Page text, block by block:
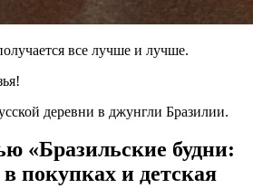
все лучше и лучше.
деревни в джунгли Бразилии.
«Бразильские будни:
покупках и детская